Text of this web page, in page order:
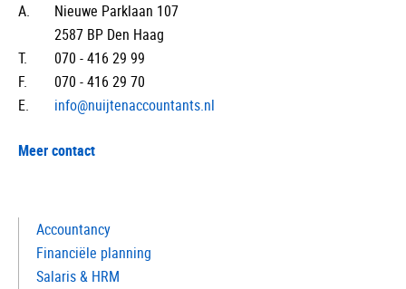
A.
Nieuwe Parklaan 107
2587 BP Den Haag
T.
070 - 416 29 99
F.
070 - 416 29 70
E.
info@nuijtenaccountants.nl
Meer contact
Accountancy
Financiële planning
Salaris & HRM